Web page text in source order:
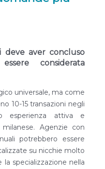
deve aver concluso
considerata
universale, ma come
10-15 transazioni negli
esperienza attiva e
Agenzie con
potrebbero essere
su nicchie molto
specializzazione nella